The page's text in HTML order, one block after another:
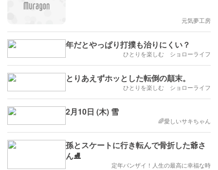
元気夢工房
年だとやっぱり打撲も治りにくい？
ひとりを楽しむ ショローライフ
とりあえずホッとした転倒の顛末。
ひとりを楽しむ ショローライフ
2月10日 (木) 雪
🌈愛しいサキちゃん
孫とスケートに行き転んで骨折した爺さ
ん⛸
定年バンザイ！人生の最高に幸福な時